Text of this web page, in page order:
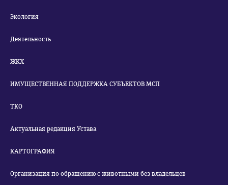
Экология
Деятельность
ЖКХ
ИМУЩЕСТВЕННАЯ ПОДДЕРЖКА СУБЪЕКТОВ МСП
ТКО
Актуальная редакция Устава
КАРТОГРАФИЯ
Организация по обращению с животными без владельцев